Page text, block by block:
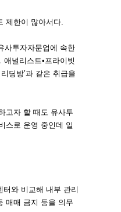
제한이 많아서다.
사투자자문업에 속한
널리스트•프라이빗
딩방’과 같은 취급을
고자 할 때도 유사투
스로 운영 중인데 일
와 비교해 내부 관리
매매 금지 등을 의무